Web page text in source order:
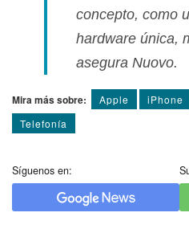
concepto, como
hardware única,
asegura Nuovo.
Mira más sobre: Apple iPhone
Telefoní­a
Síguenos en: